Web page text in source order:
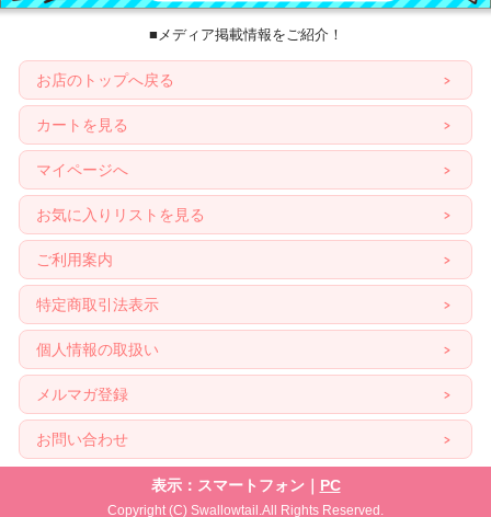
■メディア掲載情報をご紹介！
お店のトップへ戻る
カートを見る
マイページへ
お気に入りリストを見る
ご利用案内
特定商取引法表示
個人情報の取扱い
メルマガ登録
お問い合わせ
表示：スマートフォン｜ PC
Copyright (C) Swallowtail.All Rights Reserved.